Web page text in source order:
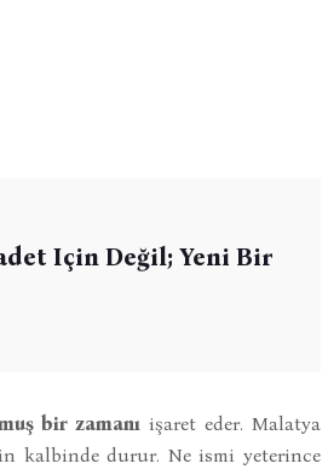
Için Değil; Yeni Bir
bir zamanıişaret eder. Malatya
kalbinde durur. Ne ismi yeterince